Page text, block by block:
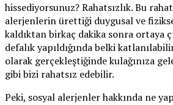
hissediyorsunuz? Rahatsızlık. Bu
alerjenlerin ürettiği duygusal ve
kaldıktan birkaç dakika sonra ortaya
defalık yapıldığında belki
olarak gerçekleştiğinde kulağınıza
gibi bizi rahatsız edebilir.
Peki, sosyal alerjenler hakkında ne